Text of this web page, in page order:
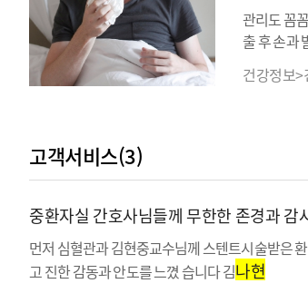
관리도 꼼
출 후 손과
건강정보>
고객서비스(3)
중환자실 간호사님들께 무한한 존경과 감
먼저 심혈관과 김현중교수님께 스텐트시술받은
고 진한 감동과 안도를 느꼈 습니다 김나현